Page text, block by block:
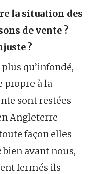
la situation des
de vente ?
?
plus qu’infondé,
propre à la
sont restées
Angleterre
façon elles
bien avant nous,
fermés ils